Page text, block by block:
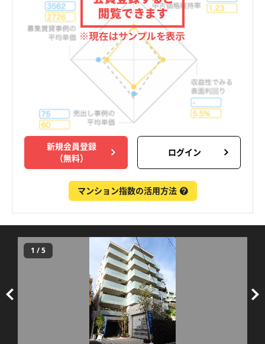
新規会員登録
（無料）
ログイン
マンション指数の活用方法
1 /5